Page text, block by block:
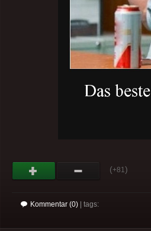
(+81 )
Kommentar (0) | tags: